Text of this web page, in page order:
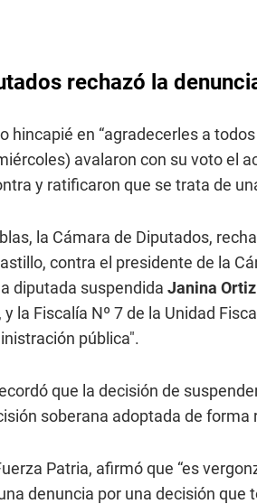
rechazó la
hincapié en “agradecerles a
avalaron con su voto el
y ratificaron que se trata de
la Cámara de Diputados,
contra el presidente de la
diputada suspendida Janina Ortiz
la Fiscalía Nº 7 de la Unidad
pública".
que la decisión de
soberana adoptada de
Patria, afirmó que “es
denuncia por una decisión